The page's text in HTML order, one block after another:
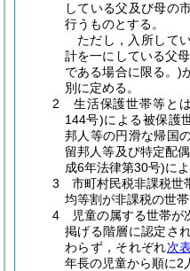
している父及び母の
行うものとする。
ただし，入所して
計を一にしている父
である場合に限る。)
別に定める。
2 生活保護世帯等と
144号)による被保護
邦人等の円滑な帰国
留邦人等及び特定配
成6年法律第30号)に
3 市町村民税非課税世
均等割が非課税の世帯
4 児童の属する世帯が
掲げる階層に認定さ
わらず，それぞれ次
年長の児童から順に2